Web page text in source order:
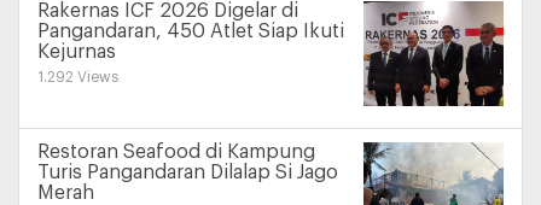
Rakernas ICF 2026 Digelar di
Pangandaran, 450 Atlet Siap Ikuti
Kejurnas
1.292 Views
Restoran Seafood di Kampung
Turis Pangandaran Dilalap Si Jago
Merah